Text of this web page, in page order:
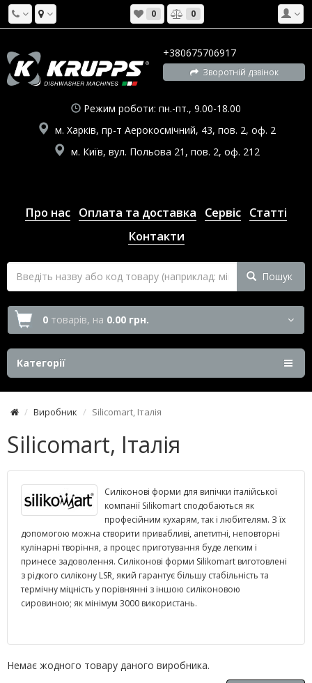
0 0
+380675706917
Зворотній дзвінок
Режим роботи: пн.-пт., 9.00-18.00
м. Харків, пр-т Аерокосмічний, 43, пов. 2, оф. 2
м. Київ, вул. Польова 21, пов. 2, оф. 212
Про нас Оплата та доставка Сервіс Статті
Контакти
Пошук
0 товарів, на 0.00 грн.
Категорії
Виробник Silicomart, Італія
Silicomart, Італія
Силіконові форми для випічки італійської
компанії Silikomart сподобаються як
професійним кухарям, так і любителям. З їх
допомогою можна створити привабливі, апетитні, неповторні
кулінарні творіння, а процес приготування буде легким і
принесе задоволення. Силіконові форми Silikomart виготовлені
з рідкого силікону LSR, який гарантує більшу стабільність та
термічну міцність у порівнянні з іншою силіконовою
сировиною; як мінімум 3000 використань.
Немає жодного товару даного виробника.